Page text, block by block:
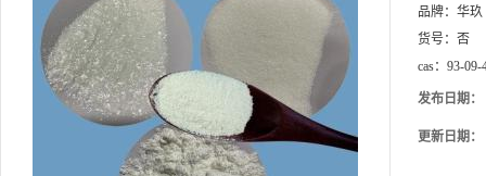
品牌： 华玖
货号： 否
cas： 93-09-
发布日期：
更新日期：